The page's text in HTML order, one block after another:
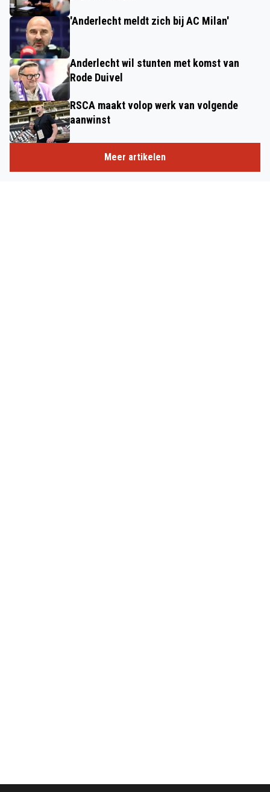
'Anderlecht meldt zich bij AC Milan'
Anderlecht wil stunten met komst van
Rode Duivel
RSCA maakt volop werk van volgende
aanwinst
Meer artikelen